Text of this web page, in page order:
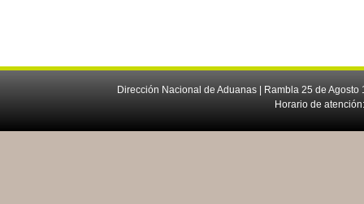
Dirección Nacional de Aduanas | Rambla 25 de
Horario de